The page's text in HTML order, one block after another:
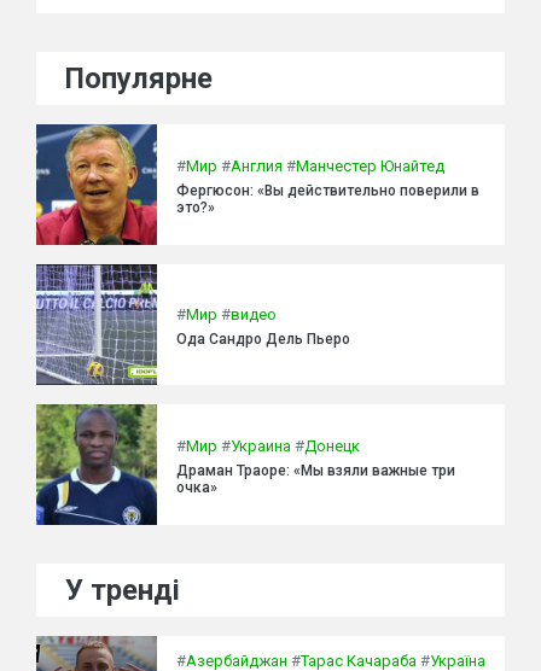
Популярне
#Мир #Англия #Манчестер Юнайтед
Фергюсон: «Вы действительно поверили в
это?»
#Мир #видео
Ода Сандро Дель Пьеро
#Мир #Украина #Донецк
Драман Траоре: «Мы взяли важные три
очка»
У тренді
#Азербайджан #Тарас Качараба #Україна